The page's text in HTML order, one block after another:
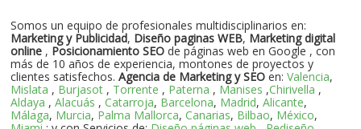
Somos un equipo de profesionales multidisciplinarios en:
Marketing y Publicidad, Diseño paginas WEB, Marketing digital
online , Posicionamiento SEO de páginas web en Google , con
más de 10 años de experiencia, montones de proyectos y
clientes satisfechos.Agencia de Marketing y SEO en:Valencia,
Mislata , Burjasot , Torrente , Paterna , Manises ,Chirivella ,
Aldaya ,Alacuás ,Catarroja, Barcelona, Madrid,Alicante,
Málaga, Murcia, Palma Mallorca,Canarias, Bilbao, México,